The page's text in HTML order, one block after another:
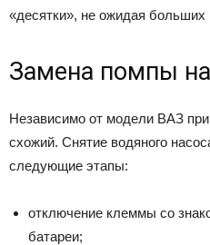
«десятки», не ожидая больших
Замена помпы
Независимо от модели ВАЗ
схожий. Снятие водяного
следующие этапы:
отключение клеммы со
батареи;